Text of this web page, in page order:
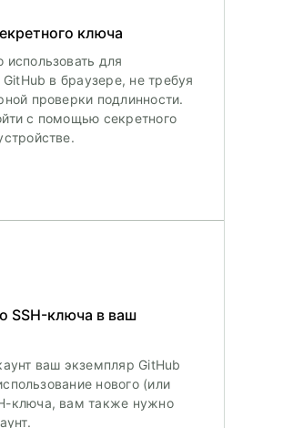
ключа
для
в браузере, не требуя
проверки подлинности.
с помощью секретного
SSH-ключа в ваш
ваш экземпляр GitHub
нового (или
ключа, вам также нужно